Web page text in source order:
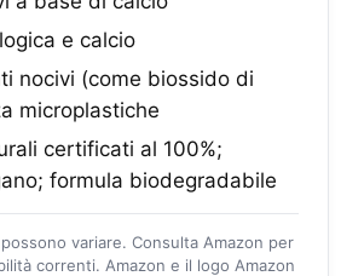
e calcio
nocivi (come biossido di
microplastiche
certificati al 100%;
formula biodegradabile
variare. Consulta Amazon per
correnti. Amazon e il logo Amazon